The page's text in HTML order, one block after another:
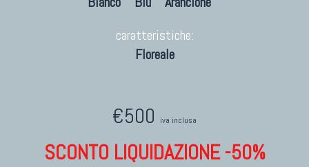
caratteristiche:
Floreale
€500 iva inclusa
SCONTO LIQUIDAZIONE -50%